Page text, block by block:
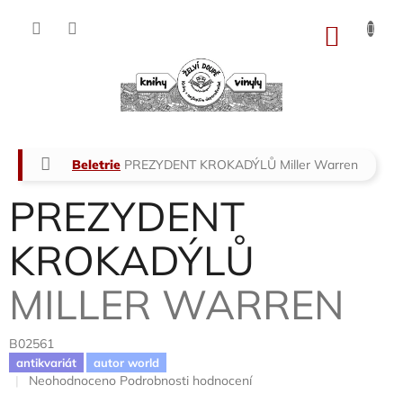
Domů
Beletrie PREZYDENT KROKADÝLŮ Miller Warren
PREZYDENT
KROKADÝLŮ
MILLER WARREN
B02561
antikvariát autor world
Průměrné
Neohodnoceno Podrobnosti hodnocení